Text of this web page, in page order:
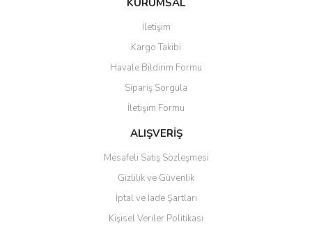
Yorum Yaz
Ürün resmi kalitesiz, bozuk veya görüntülenemiyor.
Ürün açıklamasında eksik bilgiler bulunuyor.
Ürün bilgilerinde hatalar bulunuyor.
Ürün fiyatı diğer sitelerden daha pahalı.
Bu ürüne benzer farklı alternatifler olmalı.
Gönder
KURUMSAL
İletişim
Kargo Takibi
Havale Bildirim Formu
Sipariş Sorgula
İletişim Formu
ALIŞVERİŞ
Mesafeli Satış Sözleşmesi
Gizlilik ve Güvenlik
İptal ve İade Şartları
Kişisel Veriler Politikası